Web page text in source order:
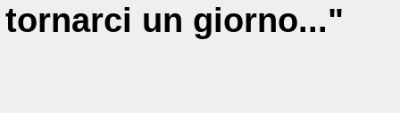
tornarci un giorno..."